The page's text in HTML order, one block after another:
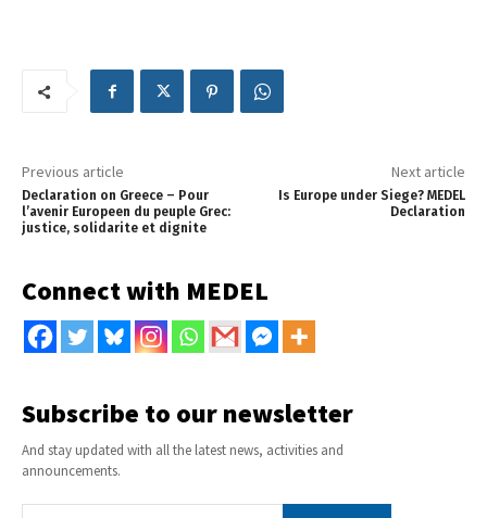
Previous article
Declaration on Greece – Pour
l’avenir Europeen du peuple Grec:
justice, solidarite et dignite
Next article
Is Europe under Siege? MEDEL
Declaration
Connect with MEDEL
Subscribe to our newsletter
And stay updated with all the latest news, activities and
announcements.